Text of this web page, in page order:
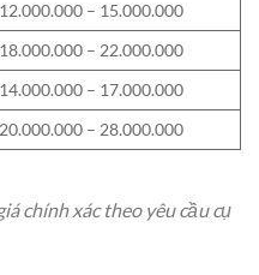
12.000.000 – 15.000.000
18.000.000 – 22.000.000
14.000.000 – 17.000.000
20.000.000 – 28.000.000
chính xác theo yêu cầu cụ